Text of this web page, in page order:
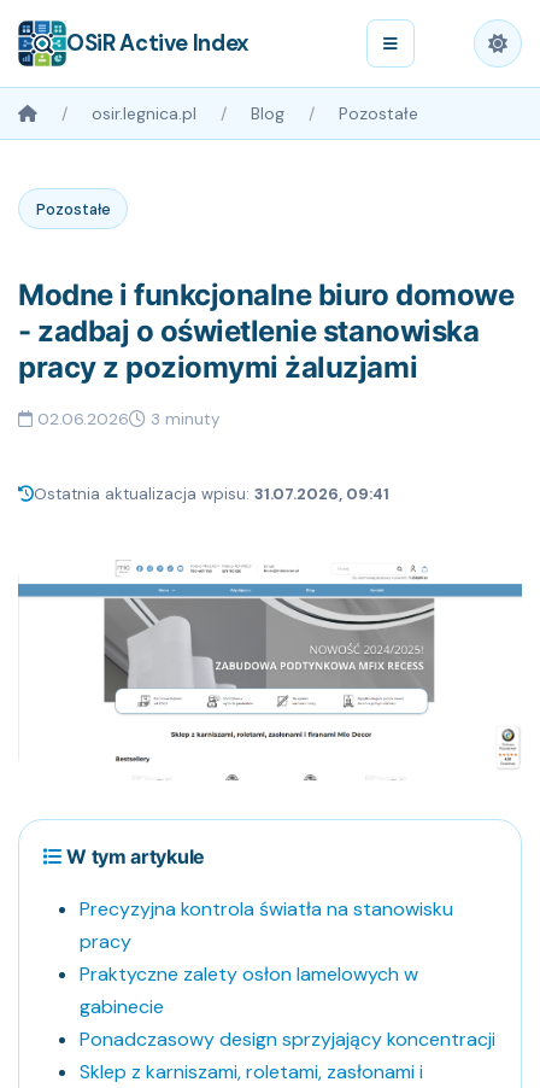
OSiR Active Index
osir.legnica.pl Blog Pozostałe
Pozostałe
Modne i funkcjonalne biuro domowe
- zadbaj o oświetlenie stanowiska
pracy z poziomymi żaluzjami
02.06.2026 3 minuty
Ostatnia aktualizacja wpisu: 31.07.2026, 09:41
W tym artykule
Precyzyjna kontrola światła na stanowisku
pracy
Praktyczne zalety osłon lamelowych w
gabinecie
Ponadczasowy design sprzyjający koncentracji
Sklep z karniszami, roletami, zasłonami i